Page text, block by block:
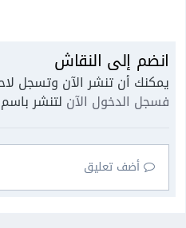
انضم إلى النقاش
يمكنك أن تنشر الآن وتسجل
فسجل الدخول الآن لتنشر
أضف تعليق